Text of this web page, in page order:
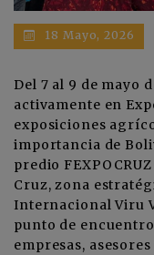
18 Mayo, 2026
Del 7 al 9 de mayo
activamente en
exposiciones
importancia de
predio
Cruz, zona
Internacional Viru
punto de
empresas,